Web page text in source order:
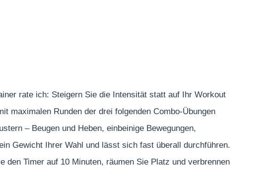
rate ich: Steigern Sie die Intensität statt auf Ihr Workout
maximalen Runden der drei folgenden Combo-Übungen
– Beugen und Heben, einbeinige Bewegungen,
Gewicht Ihrer Wahl und lässt sich fast überall durchführen.
Timer auf 10 Minuten, räumen Sie Platz und verbrennen